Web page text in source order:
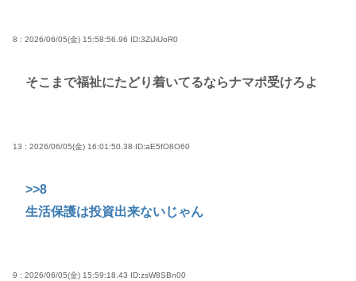
8 : 2026/06/05(金) 15:58:56.96 ID:3ZiJiUoR0
そこまで福祉にたどり着いてるならナマポ受けろよ
13 : 2026/06/05(金) 16:01:50.38 ID:aE5fO8O60
>>8
生活保護は投資出来ないじゃん
9 : 2026/06/05(金) 15:59:18.43 ID:zsW8SBn00